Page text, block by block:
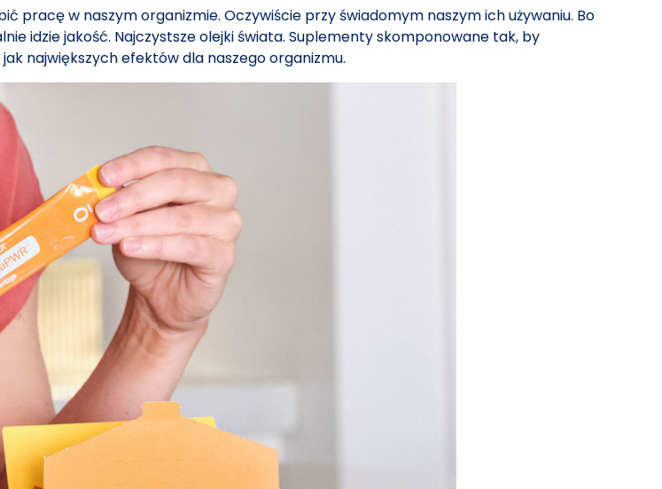
pracę w naszym organizmie. Oczywiście przy świadomym naszym ich używaniu. Bo
idzie jakość. Najczystsze olejki świata. Suplementy skomponowane tak, by
największych efektów dla naszego organizmu.